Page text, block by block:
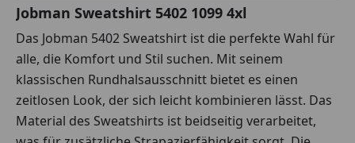
Jobman Sweatshirt 5402 1099 4xl
Das Jobman 5402 Sweatshirt ist die perfekte Wahl für
alle, die Komfort und Stil suchen. Mit seinem
klassischen Rundhalsausschnitt bietet es einen
zeitlosen Look, der sich leicht kombinieren lässt. Das
Material des Sweatshirts ist beidseitig verarbeitet,